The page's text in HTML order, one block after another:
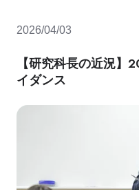
2026/04/03
【研究科長の近況
イダンス